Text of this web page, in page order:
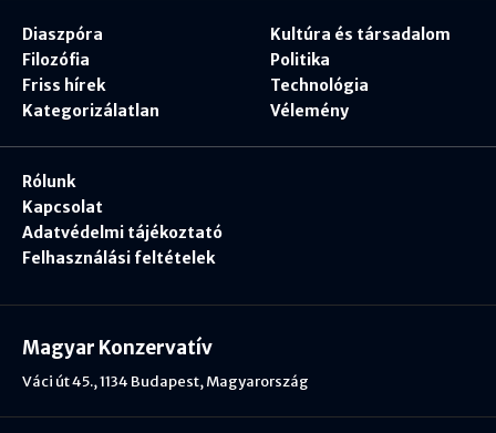
Diaszpóra
Filozófia
Friss hírek
Kategorizálatlan
Kultúra és társadalom
Politika
Technológia
Vélemény
Rólunk
Kapcsolat
Adatvédelmi tájékoztató
Felhasználási feltételek
Magyar Konzervatív
Váci út 45., 1134 Budapest, Magyarország